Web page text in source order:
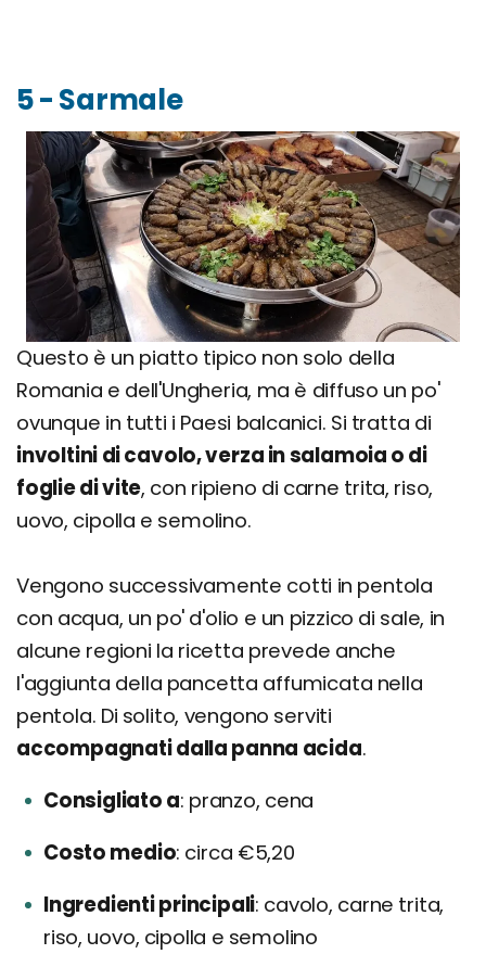
5 - Sarmale
Questo è un piatto tipico non solo della
Romania e dell'Ungheria, ma è diffuso un po'
ovunque in tutti i Paesi balcanici. Si tratta di
involtini di cavolo, verza in salamoia o di
foglie di vite, con ripieno di carne trita, riso,
uovo, cipolla e semolino.
Vengono successivamente cotti in pentola
con acqua, un po' d'olio e un pizzico di sale, in
alcune regioni la ricetta prevede anche
l'aggiunta della pancetta affumicata nella
pentola. Di solito, vengono serviti
accompagnati dalla panna acida.
Consigliato a pranzo, cena
Costo medio circa €5,20
Ingredienti principali cavolo, carne trita,
riso, uovo, cipolla e semolino